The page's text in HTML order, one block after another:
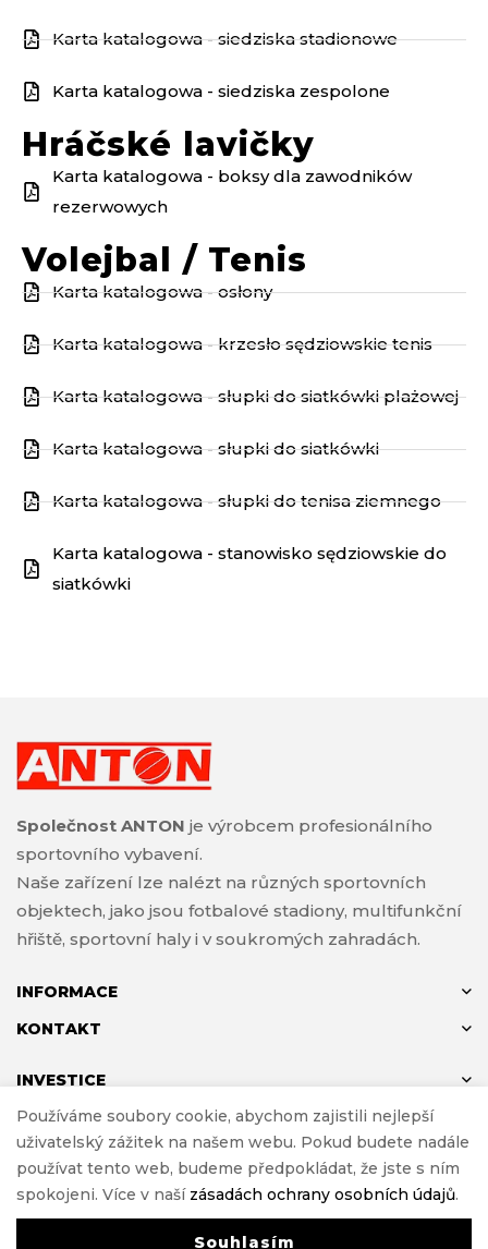
Karta katalogowa - siedziska stadionowe
Karta katalogowa - siedziska zespolone
Hráčské lavičky
Karta katalogowa - boksy dla zawodników
rezerwowych
Volejbal / Tenis
Karta katalogowa - osłony
Karta katalogowa - krzesło sędziowskie tenis
Karta katalogowa - słupki do siatkówki plażowej
Karta katalogowa - słupki do siatkówki
Karta katalogowa - słupki do tenisa ziemnego
Karta katalogowa - stanowisko sędziowskie do
siatkówki
Společnost ANTON je výrobcem profesionálního
sportovního vybavení.
Naše zařízení lze nalézt na různých sportovních
objektech, jako jsou fotbalové stadiony, multifunkční
hřiště, sportovní haly i v soukromých zahradách.
INFORMACE
KONTAKT
INVESTICE
© ANTON 2024
Realizacee-Sklepy Investnet
Používáme soubory cookie, abychom zajistili nejlepší
uživatelský zážitek na našem webu. Pokud budete nadále
používat tento web, budeme předpokládat, že jste s ním
spokojeni. Více v naší zásadách ochrany osobních údajů.
Souhlasím